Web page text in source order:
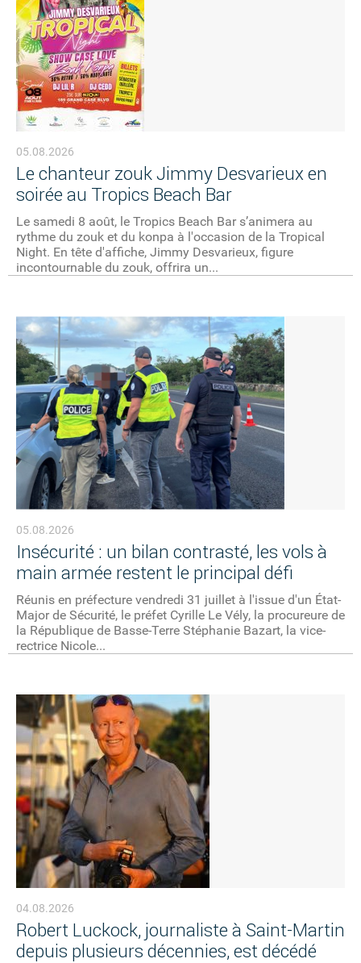
05.08.2026
Le chanteur zouk Jimmy Desvarieux en
soirée au Tropics Beach Bar
Le samedi 8 août, le Tropics Beach Bar s’animera au
rythme du zouk et du konpa à l'occasion de la Tropical
Night. En tête d'affiche, Jimmy Desvarieux, figure
incontournable du zouk, offrira un...
05.08.2026
Insécurité : un bilan contrasté, les vols à
main armée restent le principal défi
Réunis en préfecture vendredi 31 juillet à l'issue d'un État-
Major de Sécurité, le préfet Cyrille Le Vély, la procureure de
la République de Basse-Terre Stéphanie Bazart, la vice-
rectrice Nicole...
04.08.2026
Robert Luckock, journaliste à Saint-Martin
depuis plusieurs décennies, est décédé